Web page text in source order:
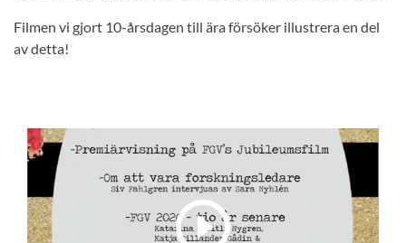
Filmen vi gjort 10-årsdagen till ära försöker illustrera en del
av detta!